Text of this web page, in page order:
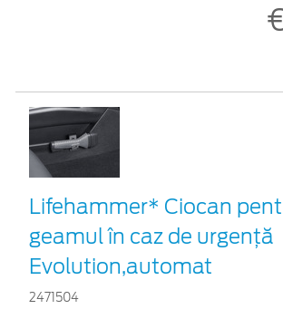
Lifehammer* Ciocan
geamul în caz de urgenţă
Evolution,automat
2471504